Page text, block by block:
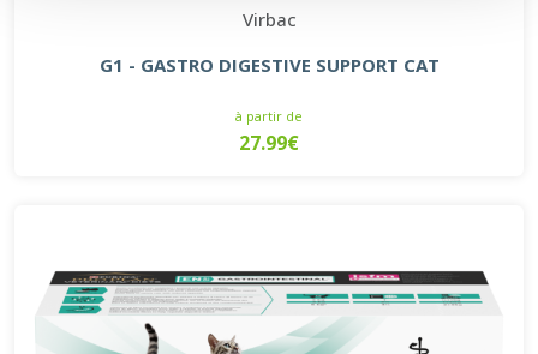
Virbac
G1 - GASTRO DIGESTIVE SUPPORT CAT
à partir de
27.99€